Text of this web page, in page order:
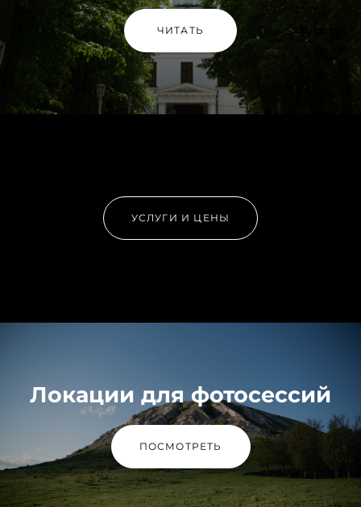
ЧИТАТЬ
УСЛУГИ И ЦЕНЫ
Локации для фотосессий
ПОСМОТРЕТЬ